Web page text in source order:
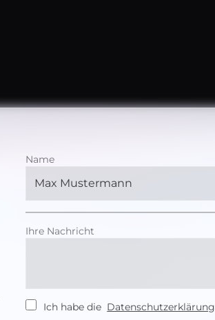
Name
Ihre Nachricht
Ich habe die Datenschutzerklärung